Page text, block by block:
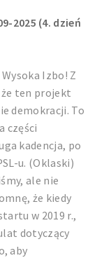
2025 (4. dzień
Izbo! Z
że ten projekt
demokracji. To
części
kadencja, po
u. (Oklaski)
ale nie
że kiedy
w 2019 r.,
dotyczący
aby